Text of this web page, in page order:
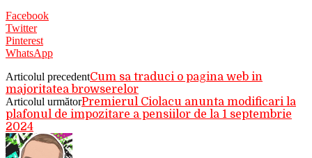
Facebook
Twitter
Pinterest
WhatsApp
Articolul precedentCum sa traduci o pagina web in
majoritatea browserelor
Articolul următorPremierul Ciolacu anunta modificari la
plafonul de impozitare a pensiilor de la 1 septembrie
2024